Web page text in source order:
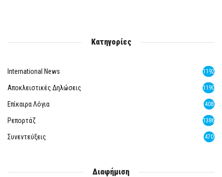
Κατηγορίες
International News 1192
Αποκλειστικές Δηλώσεις 1190
Επίκαιρα Λόγια 408
Ρεπορτάζ 1386
Συνεντεύξεις 470
Διαφήμιση